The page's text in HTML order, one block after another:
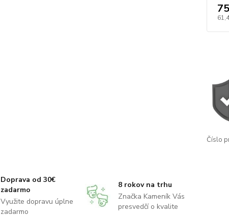
Číslo
Doprava od 30€
zadarmo
Využite dopravu úplne
zadarmo
8 rokov na trhu
Značka Kameník Vás
presvedčí o kvalite